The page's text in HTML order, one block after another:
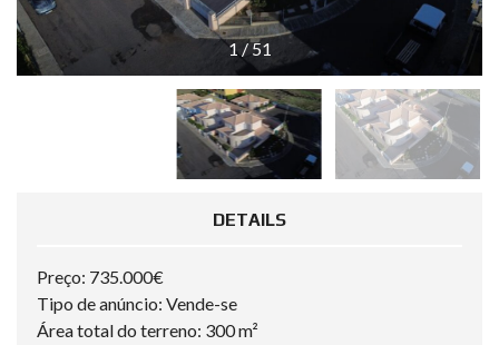
1/51
DETAILS
Preço: 735.000€
Tipo de anúncio: Vende-se
Área total do terreno: 300 m²